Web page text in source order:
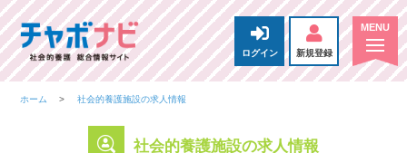
ログイン 新規登録
ホーム 社会的養護施設の求人情報
社会的養護施設の求人情報